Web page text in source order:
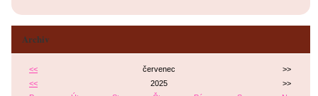
Archiv
<< červenec
>>
<<
2025
>>